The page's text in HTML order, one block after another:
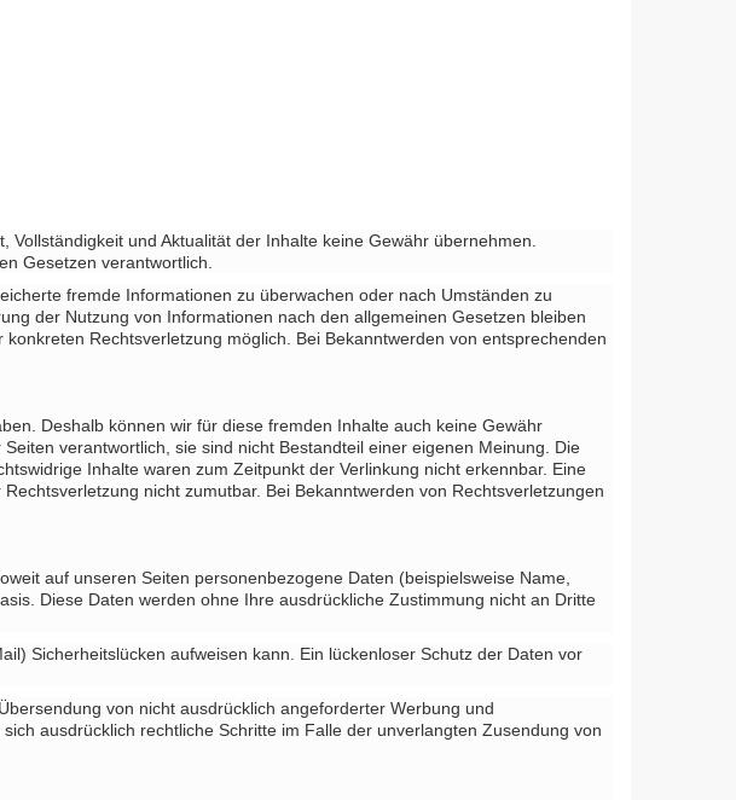
und Aktualität der Inhalte keine Gewähr übernehmen.
Gesetzen verantwortlich.
fremde Informationen zu überwachen oder nach Umständen zu
der Nutzung von Informationen nach den allgemeinen Gesetzen bleiben
Rechtsverletzung möglich. Bei Bekanntwerden von entsprechenden
Deshalb können wir für diese fremden Inhalte auch keine Gewähr
verantwortlich, sie sind nicht Bestandteil einer eigenen Meinung. Die
Inhalte waren zum Zeitpunkt der Verlinkung nicht erkennbar. Eine
nicht zumutbar. Bei Bekanntwerden von Rechtsverletzungen
auf unseren Seiten personenbezogene Daten (beispielsweise Name,
Diese Daten werden ohne Ihre ausdrückliche Zustimmung nicht an Dritte
Sicherheitslücken aufweisen kann. Ein lückenloser Schutz der Daten vor
von nicht ausdrücklich angeforderter Werbung und
ausdrücklich rechtliche Schritte im Falle der unverlangten Zusendung von